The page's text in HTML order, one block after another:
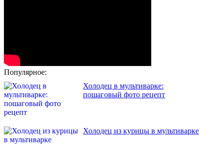
Популярное:
Холодец в мультиварке:
пошаговый фото рецепт
Холодец из курицы в мультиварке